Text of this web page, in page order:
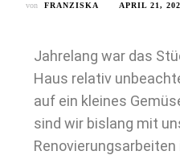
von FRANZISKA APRIL 21,
Jahrelang war das
Haus relativ
auf ein kleines
sind wir bislang mit